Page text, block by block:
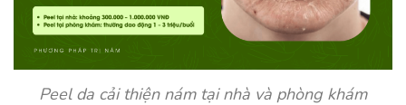
Peel da cải thiện nám tại nhà và phòng khám